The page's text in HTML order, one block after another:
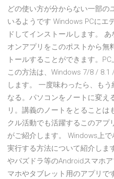
どの使い方が分からない一部の
いるようです Windows PCにエ
ドしてインストールします。
オンアプリをこのポストから無
トールすることができます。
この方法は、Windows 7/8 / 8.1
します。 一度味わったら、も
なる。パソコンをノートに変え
リ。講義のノートをとることは
クル活動でも活躍するこのアプ
がご紹介します。 Windows上
実行する方法について紹介しま
やパズドラ等のAndroidスマホ
マホやタブレット用のアプリで